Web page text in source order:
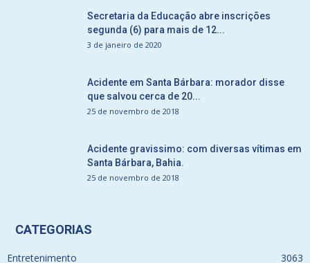
Secretaria da Educação abre inscrições
segunda (6) para mais de 12...
3 de janeiro de 2020
Acidente em Santa Bárbara: morador disse
que salvou cerca de 20...
25 de novembro de 2018
Acidente gravissimo: com diversas vítimas em
Santa Bárbara, Bahia.
25 de novembro de 2018
CATEGORIAS
Entretenimento 3063